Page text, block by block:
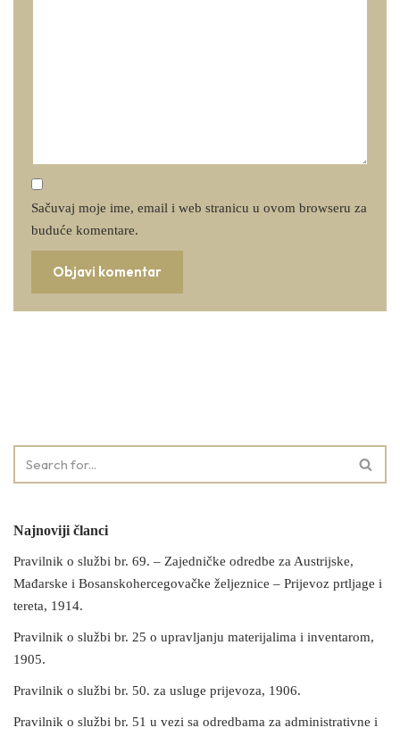
Sačuvaj moje ime, email i web stranicu u ovom browseru za
buduće komentare.
Najnoviji članci
Pravilnik o službi br. 69. – Zajedničke odredbe za Austrijske,
Mađarske i Bosanskohercegovačke željeznice – Prijevoz prtljage i
tereta, 1914.
Pravilnik o službi br. 25 o upravljanju materijalima i inventarom,
1905.
Pravilnik o službi br. 50. za usluge prijevoza, 1906.
Pravilnik o službi br. 51 u vezi sa odredbama za administrativne i